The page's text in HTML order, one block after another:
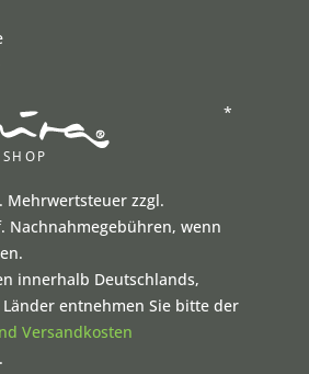
*
Mehrwertsteuer zzgl.
Nachnahmegebühren, wenn
innerhalb Deutschlands,
entnehmen Sie bitte der
Versandkosten